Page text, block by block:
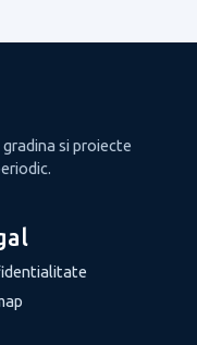
si proiecte